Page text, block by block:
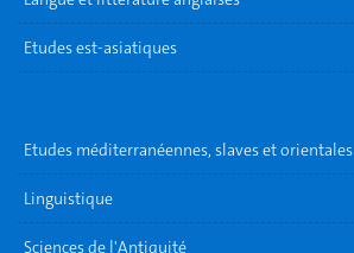
Etudes est-asiatiques
Etudes méditerranéennes, slaves et orientales
Linguistique
Sciences de l'Antiquité